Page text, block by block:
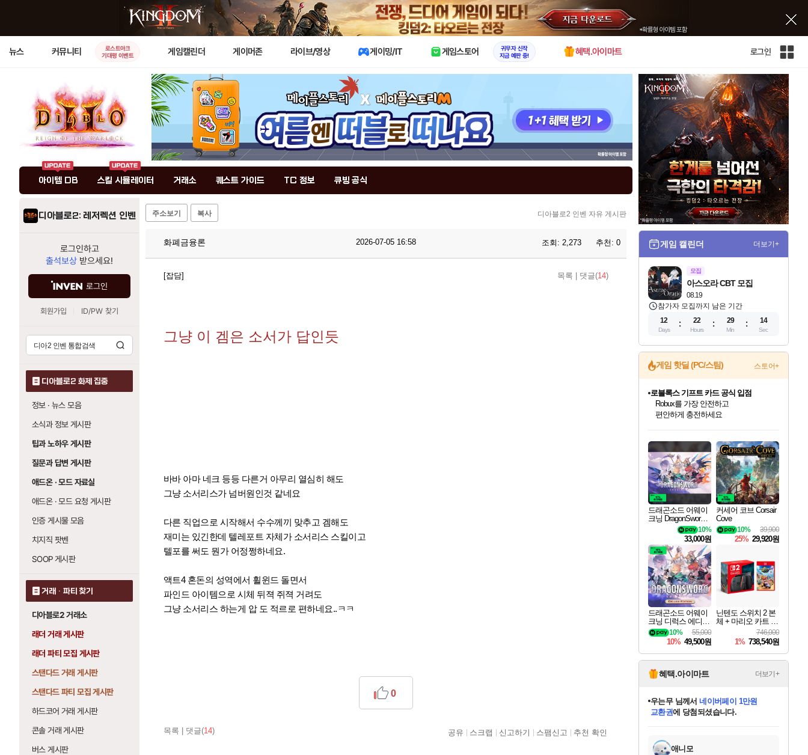
X
뉴스 커뮤니티
로스트아크
기대평 이벤트
게임캘린더 게이머존 라이브/영상 게이밍/IT 게임스토어
귀무자 신작
지금 예판 중!
혜택.아이마트 로그인
인
전
체
사
이
트
맵
아이템 DB 스킬 시뮬레이터 거래소 퀘스트 가이드 TC 정보 큐빙 공식
디아블로2: 레저렉션 인벤
로그인하고
출석보상 받으세요!
로그인
회원가입 ID/PW 찾기
디아블로2 화제 집중
정보 · 뉴스 모음
소식과 정보 게시판
팁과 노하우 게시판
질문과 답변 게시판
애드온 · 모드 자료실
애드온 · 모드 요청 게시판
인증 게시물 모음
치지직 팟벤
SOOP 게시판
거래 · 파티 찾기
디아블로2 거래소
래더 거래 게시판
래더 파티 모집 게시판
스탠다드 거래 게시판
스탠다드 파티 모집 게시판
하드코어 거래 게시판
콘솔 거래 게시판
버스 게시판
주소보기 복사 디아블로2 인벤 자유 게시판
화폐금융론 2026-07-05 16:58 조회: 2,273 추천: 0
[잡담] 목록 댓글(14)
그냥 이 겜은 소서가 답인듯
바바 아마 네크 등등 다른거 아무리 열심히 해도
그냥 소서리스가 넘버원인것 같네요
다른 직업으로 시작해서 수수께끼 맞추고 겜해도
재미는 있긴한데 텔레포트 자체가 소서리스 스킬이고
텔포를 써도 뭔가 어정쩡하네요.
액트4 혼돈의 성역에서 휠윈드 돌면서
파인드 아이템으로 시체 뒤젹 쥐젹 거려도
그냥 소서리스 하는게 압 도 적르로 편하네요..ㅋㅋ
목록 댓글(14)
0
공유 스크랩 신고하기 스팸신고 추천 확인
게임 캘린더 더보기+
모집
08.19
아스오라 CBT 모집
참가자 모집까지 남은 기간
12
Days
22
Hours
29
Min
13
Sec
게임 핫딜 (PC/스팀) 스토어+
네이버혜택과 함께 만나보세요!
50%할인&추가 적립까지!
이니&베니 혜택까지!
네이버 혜택가와 함께 예약하세요!
할인&네이버혜택으로 만나보세요!
네이버페이 혜택과 만나보세요!
40주년 프로모션으로 만나보세요!
네이버 포인트 혜택까지!
할인가에 만나보세요!
일부 에디션 상시 할인!
혜택으로 예약 판매 중
로블록스 기프트 카드 공식 입점
Robux를 가장 안전하고
편안하게 충전하세요
드래곤소드 어웨이
크닝 DragonSword A
10%
33,000원
커세어 코브 Corsair
Cove
39,900
10%
25% 29,920원
드래곤소드 어웨이
크닝 디럭스 에디션
DragonSword Awake
ning Deluxe Edition
55,000
10%
10% 49,500원
닌텐도 스위치 2 본
체 + 마리오 카트 월
746,000
1% 738,540원
혜택.아이마트 더보기+
당첨되셨습니다.
당첨되셨습니다.
당첨되셨습니다.
당첨되셨습니다.
우는무님께서네이버페이 1만원
교환권에 당첨되셨습니다.
에디션 (스팀코드)
당첨되셨습니다.
당첨되셨습니다.
당첨되셨습니다.
당첨되셨습니다.
애니모